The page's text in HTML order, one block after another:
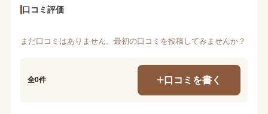
口コミ評価
まだ口コミはありません。最初の口コミを投稿してみませんか？
全0件 口コミを書く